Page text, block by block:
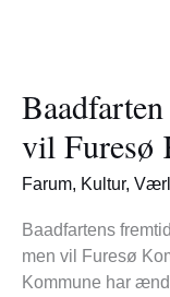
vil Furesø
Farum, Kultur,
Baadfartens
men vil Furesø
Kommune har
på
redning
–
Hvad
Furesø
Kommune?